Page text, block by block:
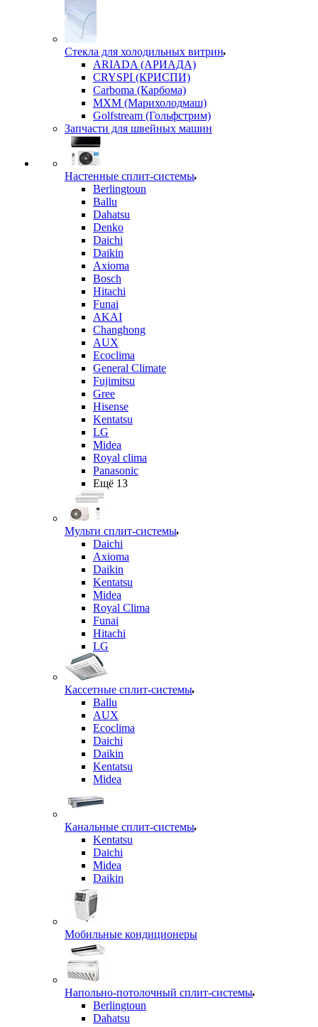
Стекла для холодильных витрин
ARIADA (АРИАДА)
CRYSPI (КРИСПИ)
Carboma (Карбома)
MXM (Марихолодмаш)
Golfstream (Гольфстрим)
Запчасти для швейных машин
Настенные сплит-системы
Berlingtoun
Ballu
Dahatsu
Denko
Daichi
Daikin
Axioma
Bosch
Hitachi
Funai
AKAI
Changhong
AUX
Ecoclima
General Climate
Fujimitsu
Gree
Hisense
Kentatsu
LG
Midea
Royal clima
Panasonic
Ещё 13
Мульти сплит-системы
Daichi
Axioma
Daikin
Kentatsu
Midea
Royal Clima
Funai
Hitachi
LG
Кассетные сплит-системы
Ballu
AUX
Ecoclima
Daichi
Daikin
Kentatsu
Midea
Канальные сплит-системы
Kentatsu
Daichi
Midea
Daikin
Мобильные кондиционеры
Напольно-потолочный сплит-системы
Berlingtoun
Dahatsu